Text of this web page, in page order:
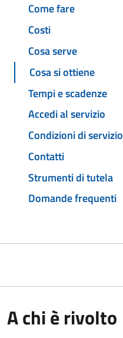
Come fare
Costi
Cosa serve
Cosa si ottiene
Tempi e scadenze
Accedi al servizio
Condizioni di servizio
Contatti
Strumenti di tutela
Domande frequenti
A chi è rivolto